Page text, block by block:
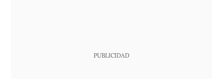
PUBLICIDAD